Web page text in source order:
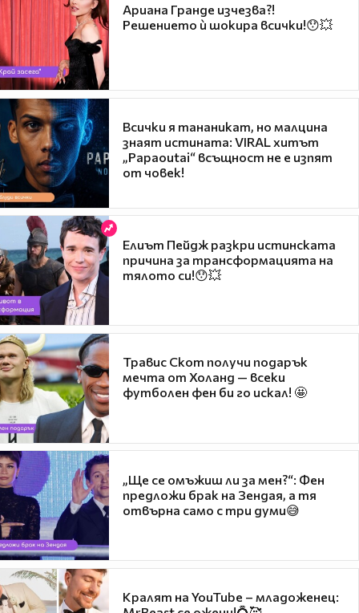
Ариана Гранде изчезва?!
Решението ѝ шокира всички!😯💥
Всички я тананикат, но малцина
знаят истината: VIRAL хитът
„Papaoutai“ всъщност не е изпят
от човек!
Елиът Пейдж разкри истинската
причина за трансформацията на
тялото си!😯💥
Травис Скот получи подарък
мечта от Холанд — всеки
футболен фен би го искал! 🤩
„Ще се омъжиш ли за мен?“: Фен
предложи брак на Зендая, а тя
отвърна само с три думи😅
Кралят на YouTube – младоженец: